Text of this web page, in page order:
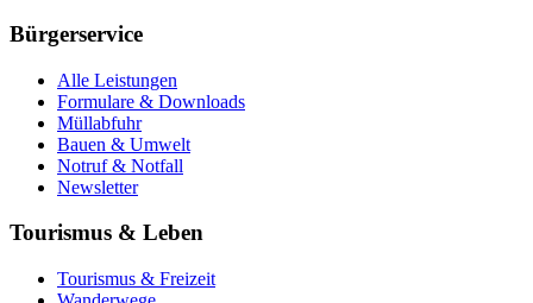
Bürgerservice
Alle Leistungen
Formulare & Downloads
Müllabfuhr
Bauen & Umwelt
Notruf & Notfall
Newsletter
Tourismus & Leben
Tourismus & Freizeit